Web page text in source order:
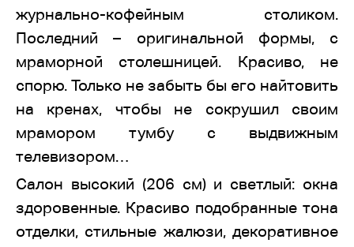
журнально-кофейным столиком.
Последний – оригинальной формы, с
мраморной столешницей. Красиво, не
спорю. Только не забыть бы его найтовить
на кренах, чтобы не сокрушил своим
мрамором тумбу с выдвижным
телевизором…
Салон высокий (206 см) и светлый: окна
здоровенные. Красиво подобранные тона
отделки, стильные жалюзи, декоративное